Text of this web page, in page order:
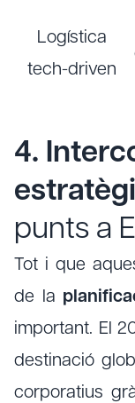
Logística
tech-driven
4.
punts a
Tot i que
de la
important. El
destinació
corporatius